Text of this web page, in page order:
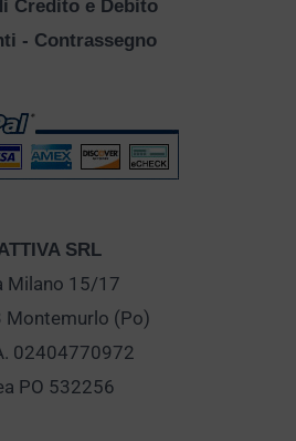
Credito e Debito
- Contrassegno
SRL
Milano 15/17
Montemurlo (Po)
02404770972
PO 532256